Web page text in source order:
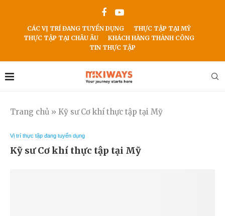
CÁC VỊ TRÍ ĐANG TUYỂN DỤNG
THỰC TẬP TẠI MỸ
THỰC TẬP TẠI CHÂU ÂU
KHÁCH HÀNG THÀNH CÔNG
TIN THỰC TẬP
Trang chủ » Kỹ sư Cơ khí thực tập tại Mỹ
Vị trí thực tập đang tuyển dụng
Kỹ sư Cơ khí thực tập tại Mỹ